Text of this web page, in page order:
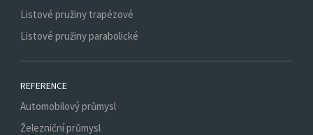
Listové pružiny trapézové
Listové pružiny parabolické
REFERENCE
Automobilový průmysl
Železniční průmysl